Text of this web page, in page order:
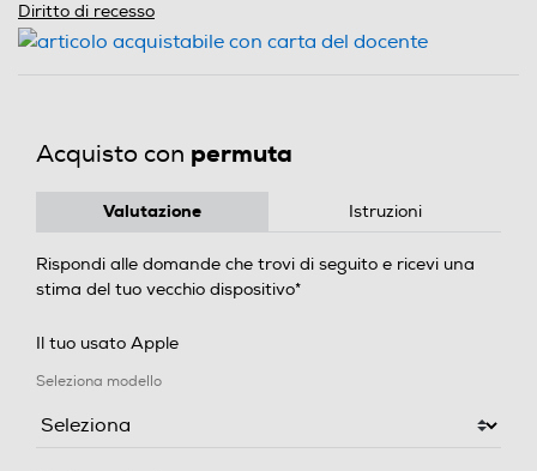
Diritto di recesso
Acquisto con permuta
Valutazione Istruzioni
Rispondi alle domande che trovi di seguito e ricevi una
stima del tuo vecchio dispositivo*
Il tuo usato Apple
Seleziona modello